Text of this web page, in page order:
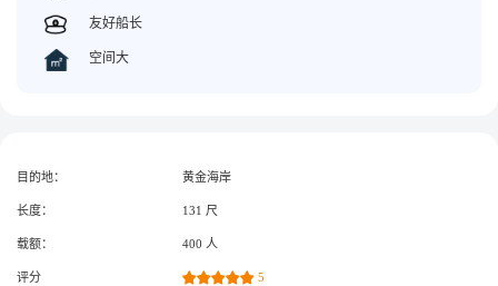
友好船长
空间大
目的地： 黄金海岸
长度： 131 尺
载额： 400 人
评分 5